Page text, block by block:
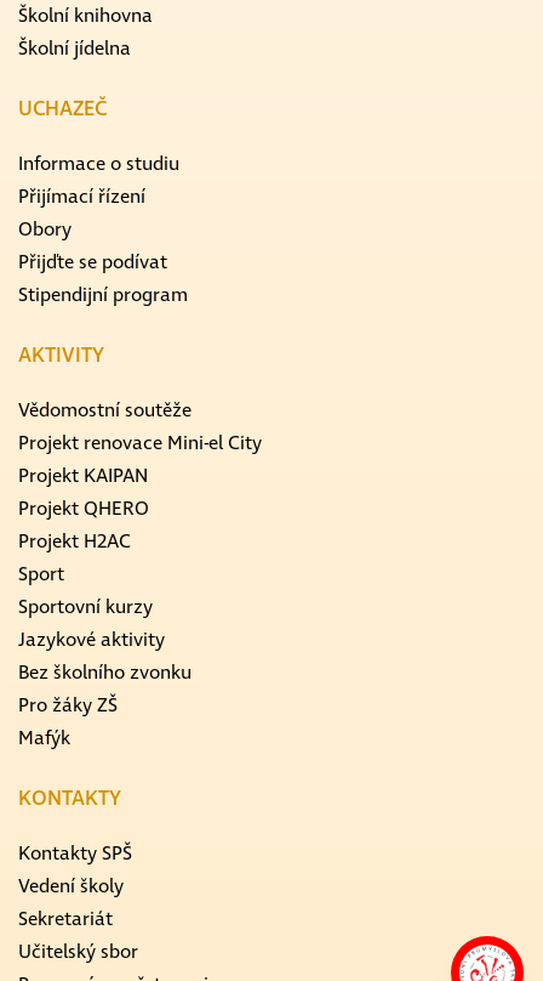
Školní knihovna
Školní jídelna
UCHAZEČ
Informace o studiu
Přijímací řízení
Obory
Přijďte se podívat
Stipendijní program
AKTIVITY
Vědomostní soutěže
Projekt renovace Mini-el City
Projekt KAIPAN
Projekt QHERO
Projekt H2AC
Sport
Sportovní kurzy
Jazykové aktivity
Bez školního zvonku
Pro žáky ZŠ
Mafýk
KONTAKTY
Kontakty SPŠ
Vedení školy
Sekretariát
Učitelský sbor